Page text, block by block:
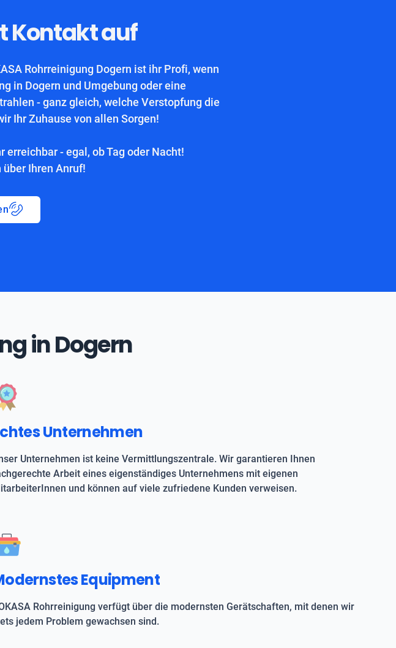
Kontakt auf
Rohrreinigung Dogern ist ihr Profi, wenn
in Dogern und Umgebung oder eine
- ganz gleich, welche Verstopfung die
Ihr Zuhause von allen Sorgen!
- egal, ob Tag oder Nacht!
Ihren Anruf!
in Dogern
Unternehmen
Unternehmen ist keine Vermittlungszentrale. Wir garantieren Ihnen
Arbeit eines eigenständiges Unternehmens mit eigenen
und können auf viele zufriedene Kunden verweisen.
Equipment
Rohrreinigung verfügt über die modernsten Gerätschaften, mit denen wir
jedem Problem gewachsen sind.